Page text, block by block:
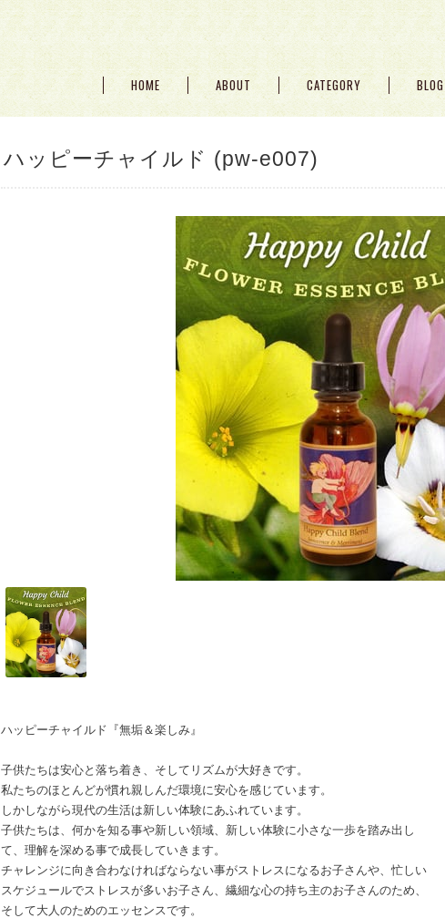
HOME ABOUT CATEGORY BLOG
ハッピーチャイルド (pw-e007)
ハッピーチャイルド『無垢＆楽しみ』
子供たちは安心と落ち着き、そしてリズムが大好きです。
私たちのほとんどが慣れ親しんだ環境に安心を感じています。
しかしながら現代の生活は新しい体験にあふれています。
子供たちは、何かを知る事や新しい領域、新しい体験に小さな一歩を踏み出し
て、理解を深める事で成長していきます。
チャレンジに向き合わなければならない事がストレスになるお子さんや、忙しい
スケジュールでストレスが多いお子さん、繊細な心の持ち主のお子さんのため、
そして大人のためのエッセンスです。